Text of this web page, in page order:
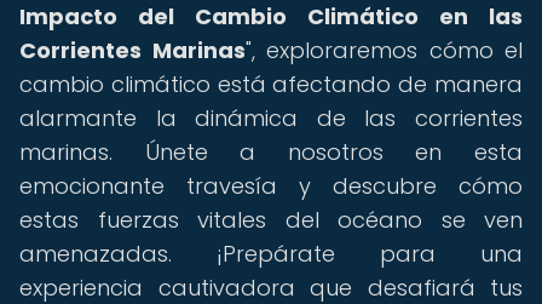
Impacto del Cambio Climático en las
Corrientes Marinas", exploraremos cómo el
cambio climático está afectando de manera
alarmante la dinámica de las corrientes
marinas. Únete a nosotros en esta
emocionante travesía y descubre cómo
estas fuerzas vitales del océano se ven
amenazadas. ¡Prepárate para una
experiencia cautivadora que desafiará tus